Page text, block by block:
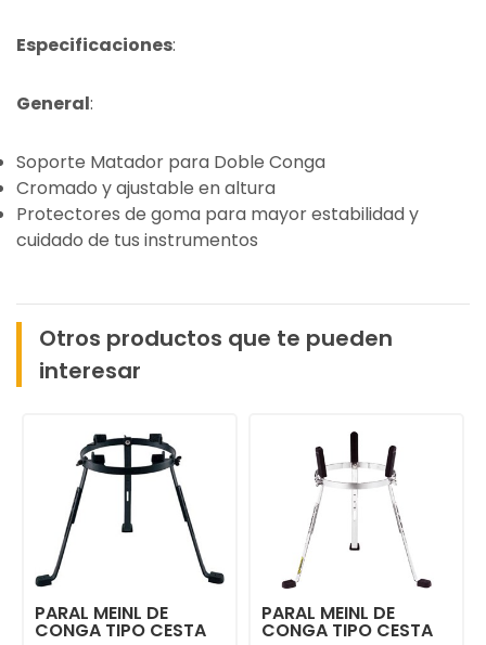
Especificaciones:
General:
Soporte Matador para Doble Conga
Cromado y ajustable en altura
Protectores de goma para mayor estabilidad y
cuidado de tus instrumentos
Otros productos que te pueden
interesar
PARAL MEINL DE
CONGA TIPO CESTA
PARAL MEINL DE
CONGA TIPO CESTA